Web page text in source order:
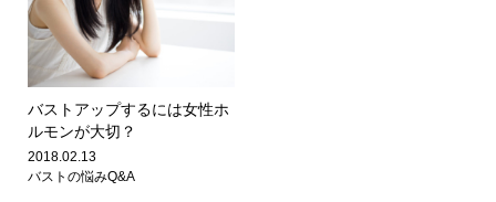
バストアップするには女性ホ
ルモンが大切？
2018.02.13
バストの悩みQ&A